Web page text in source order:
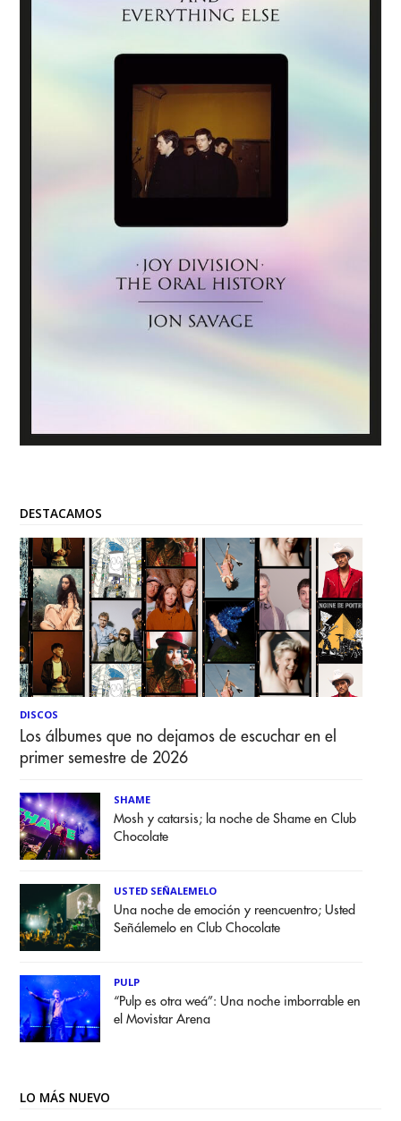
DESTACAMOS
DISCOS
Los álbumes que no dejamos de escuchar en el
primer semestre de 2026
SHAME
Mosh y catarsis; la noche de Shame en Club
Chocolate
USTED SEÑALEMELO
Una noche de emoción y reencuentro; Usted
Señálemelo en Club Chocolate
PULP
“Pulp es otra weá”: Una noche imborrable en
el Movistar Arena
LO MÁS NUEVO